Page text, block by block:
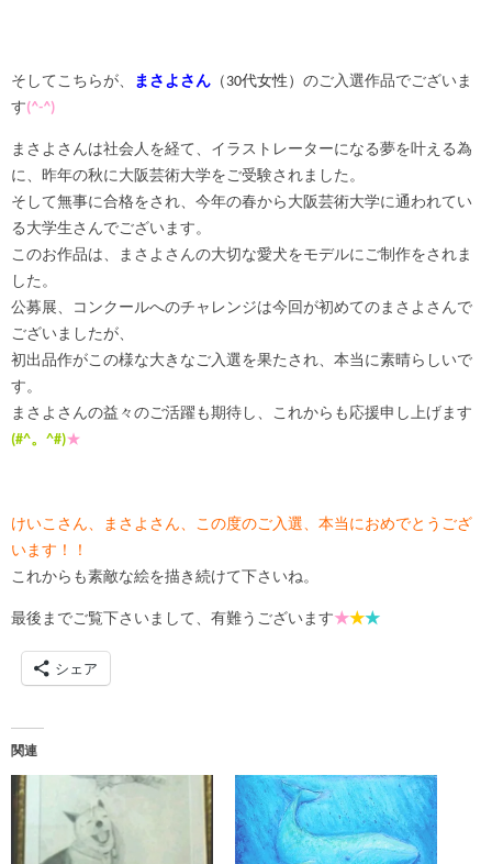
そしてこちらが、 まさよさん （30代女性） のご入選作品でございま
す(^-^)
まさよさんは社会人を経て、イラストレーターになる夢を叶える為
に、昨年の秋に大阪芸術大学をご受験されました。
そして無事に合格をされ、今年の春から大阪芸術大学に通われてい
る大学生さんでございます。
このお作品は、まさよさんの大切な愛犬をモデルにご制作をされま
した。
公募展、コンクールへのチャレンジは今回が初めてのまさよさんで
ございましたが、
初出品作がこの様な大きなご入選を果たされ、本当に素晴らしいで
す。
まさよさんの益々のご活躍も期待し、これからも応援申し上げます
(#^。^#)★
けいこさん、まさよさん、この度のご入選、本当におめでとうござ
います！！
これからも素敵な絵を描き続けて下さいね。
最後までご覧下さいまして、有難うございます★★★
シェア
関連